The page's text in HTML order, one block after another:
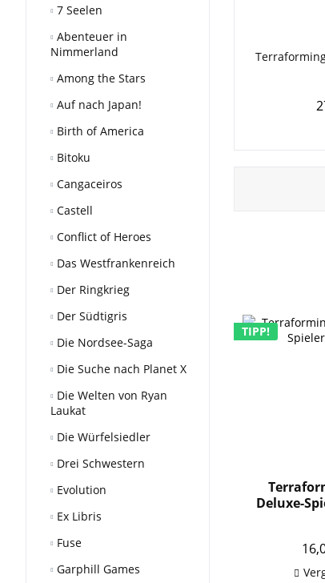
7 Seelen
Abenteuer in
Nimmerland
Among the Stars
Auf nach Japan!
Birth of America
Bitoku
Cangaceiros
Castell
Conflict of Heroes
Das Westfrankenreich
Der Ringkrieg
Der Südtigris
Die Nordsee-Saga
Die Suche nach Planet X
Die Welten von Ryan
Laukat
Die Würfelsiedler
Drei Schwestern
Evolution
Ex Libris
Fuse
Garphill Games
TIPP!
Deluxe-